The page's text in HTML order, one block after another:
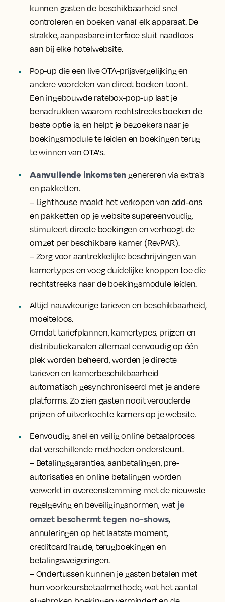
kunnen gasten de beschikbaarheid snel
controleren en boeken vanaf elk apparaat. De
strakke, aanpasbare interface sluit naadloos
aan bij elke hotelwebsite.
Pop-up die een live OTA-prijsvergelijking en
andere voordelen van direct boeken toont.
Een ingebouwde ratebox-pop-up laat je
benadrukken waarom rechtstreeks boeken de
beste optie is, en helpt je bezoekers naar je
boekingsmodule te leiden en boekingen terug
te winnen van OTA's.
Aanvullende inkomsten genereren via extra's
en pakketten.
– Lighthouse maakt het verkopen van add-ons
en pakketten op je website supereenvoudig,
stimuleert directe boekingen en verhoogt de
omzet per beschikbare kamer (RevPAR).
– Zorg voor aantrekkelijke beschrijvingen van
kamertypes en voeg duidelijke knoppen toe die
rechtstreeks naar de boekingsmodule leiden.
Altijd nauwkeurige tarieven en beschikbaarheid,
moeiteloos.
Omdat tariefplannen, kamertypes, prijzen en
distributiekanalen allemaal eenvoudig op één
plek worden beheerd, worden je directe
tarieven en kamerbeschikbaarheid
automatisch gesynchroniseerd met je andere
platforms. Zo zien gasten nooit verouderde
prijzen of uitverkochte kamers op je website.
Eenvoudig, snel en veilig online betaalproces
dat verschillende methoden ondersteunt.
– Betalingsgaranties, aanbetalingen, pre-
autorisaties en online betalingen worden
verwerkt in overeenstemming met de nieuwste
regelgeving en beveiligingsnormen, wat je
omzet beschermt tegen no-shows,
annuleringen op het laatste moment,
creditcardfraude, terugboekingen en
betalingsweigeringen.
– Ondertussen kunnen je gasten betalen met
hun voorkeursbetaalmethode, wat het aantal